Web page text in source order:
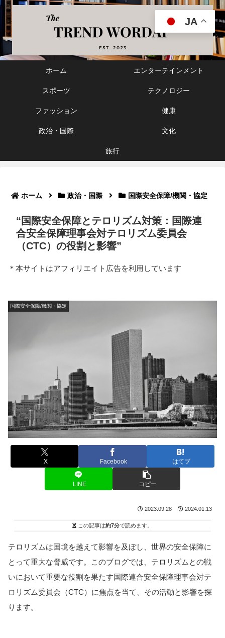
ホーム エンターテインメント
スポーツ テクノロジー
ファッション 健康
政治・国際 文化
旅行
ホーム 政治・国際 国際安全保障/機関・協定
“国際安全保障とテロリズム対策：国際連
合安全保障理事会対テロリズム委員会
（CTC）の役割と影響”
＊本サイトはアフィリエイト広告を利用しています
国際安全保障/機関・協定
X Facebook はてブ
LINE コピー
2023.09.28 2024.01.13
この記事は約7分で読めます。
テロリズムは国境を越えて影響を及ぼし、世界の安全保障に
とって重大な脅威です。このブログでは、テロリズムとの戦
いにおいて重要な役割を果たす国際連合安全保障理事会対テ
ロリズム委員会（CTC）に焦点を当て、その活動と影響を探
ります。
JA